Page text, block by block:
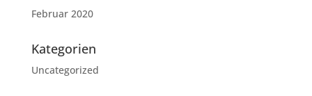
Februar 2020
Kategorien
Uncategorized